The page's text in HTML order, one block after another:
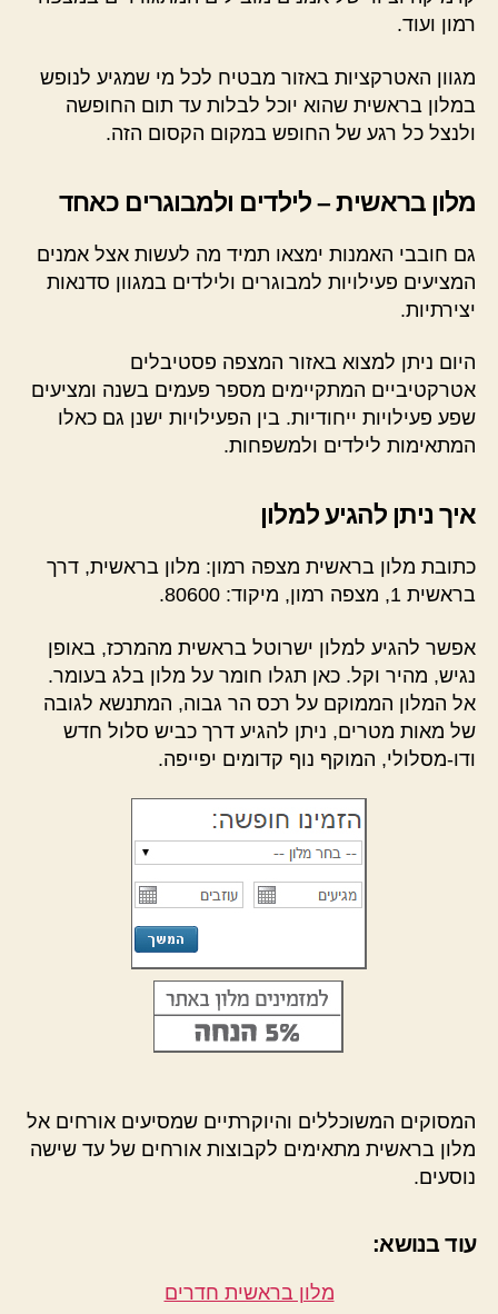
רמון ועוד.
מגוון האטרקציות באזור מבטיח לכל מי שמגיע לנופש
במלון בראשית שהוא יוכל לבלות עד תום החופשה
ולנצל כל רגע של החופש במקום הקסום הזה.
מלון בראשית – לילדים ולמבוגרים כאחד
גם חובבי האמנות ימצאו תמיד מה לעשות אצל אמנים
המציעים פעילויות למבוגרים ולילדים במגוון סדנאות
יצירתיות.
היום ניתן למצוא באזור המצפה פסטיבלים
אטרקטיביים המתקיימים מספר פעמים בשנה ומציעים
שפע פעילויות ייחודיות. בין הפעילויות ישנן גם כאלו
המתאימות לילדים ולמשפחות.
איך ניתן להגיע למלון
כתובת מלון בראשית מצפה רמון: מלון בראשית, דרך
בראשית 1, מצפה רמון, מיקוד: 80600.
אפשר להגיע למלון ישרוטל בראשית מהמרכז, באופן
נגיש, מהיר וקל. כאן תגלו חומר על מלון בלג בעומר.
אל המלון הממוקם על רכס הר גבוה, המתנשא לגובה
של מאות מטרים, ניתן להגיע דרך כביש סלול חדש
ודו-מסלולי, המוקף נוף קדומים יפייפה.
המסוקים המשוכללים והיוקרתיים שמסיעים אורחים אל
מלון בראשית מתאימים לקבוצות אורחים של עד שישה
נוסעים.
עוד בנושא:
מלון בראשית חדרים